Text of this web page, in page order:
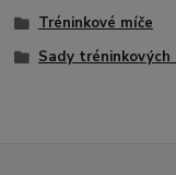
Tréninkové míče
Sady tréninkových